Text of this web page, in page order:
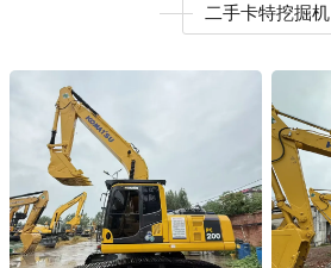
二手卡特挖掘机